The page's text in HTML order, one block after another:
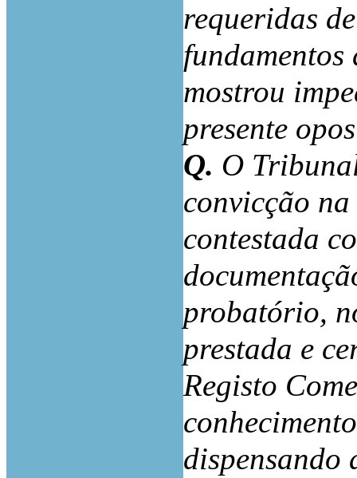
requeridas
fundamentos
mostrou
presente
Q. O
convicção
contestada
probatório,
prestada e
Registo
dispensando